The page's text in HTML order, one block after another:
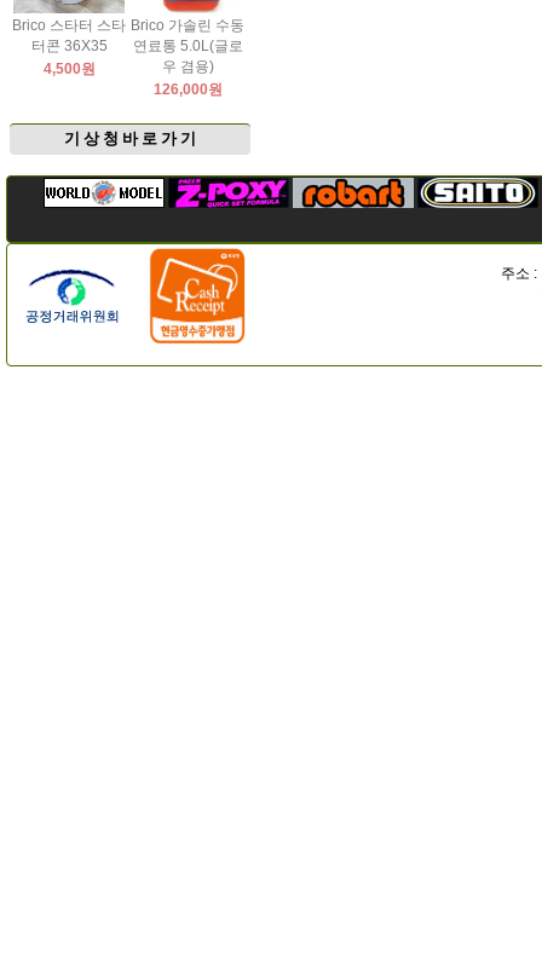
Brico 스타터 스타
터콘 36X35
4,500원
Brico 가솔린 수동
연료통 5.0L(글로
우 겸용)
126,000원
기 상 청 바 로 가 기
주소